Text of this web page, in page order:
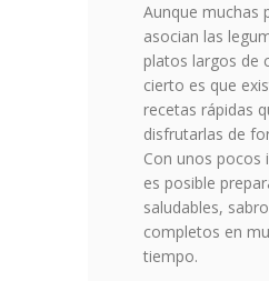
Aunque muchas
asocian las
platos largos de
cierto es que
recetas rápidas
disfrutarlas de
Con unos pocos
es posible
saludables,
completos en
tiempo.